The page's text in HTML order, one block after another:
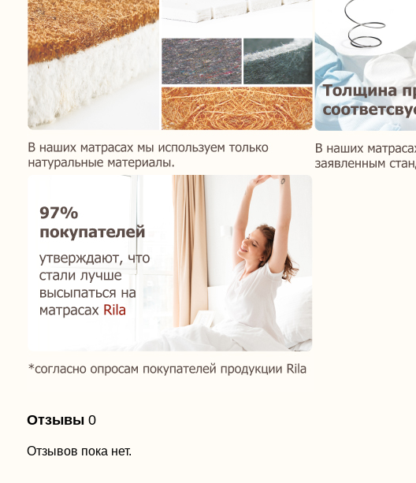
Отзывы 0
Отзывов пока нет.